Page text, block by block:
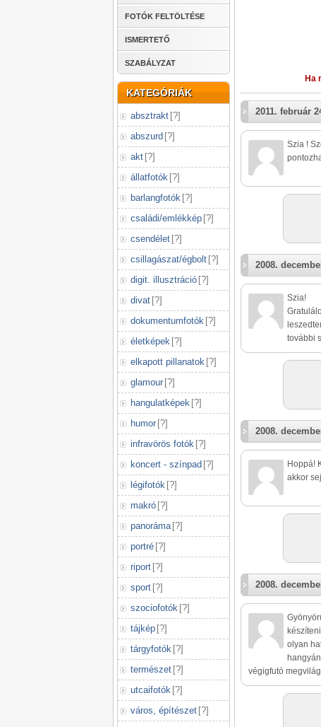
FOTÓK FELTÖLTÉSE
ISMERTETŐ
SZABÁLYZAT
KATEGÓRIÁK
absztrakt [?]
abszurd [?]
akt [?]
állatfotók [?]
barlangfotók [?]
családi/emlékkép [?]
csendélet [?]
csillagászat/égbolt [?]
digit. illusztráció [?]
divat [?]
dokumentumfotók [?]
életképek [?]
elkapott pillanatok [?]
glamour [?]
hangulatképek [?]
humor [?]
infravörös fotók [?]
koncert - színpad [?]
légifotók [?]
makró [?]
panoráma [?]
portré [?]
riport [?]
sport [?]
szociofotók [?]
tájkép [?]
tárgyfotók [?]
természet [?]
utcaifotók [?]
város, építészet [?]
Ha
2011. február
Szia !
2008.
Szia!
további
2008.
Hoppá!
akkor
2008.
olyan
végigfutó